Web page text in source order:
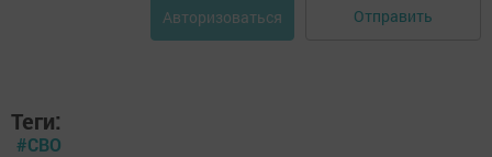
Авторизоваться Отправить
Теги:
#СВО